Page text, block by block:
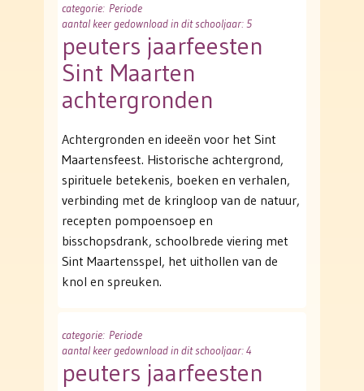
categorie: Periode
aantal keer gedownload in dit schooljaar: 5
peuters jaarfeesten
Sint Maarten
achtergronden
Achtergronden en ideeën voor het Sint
Maartensfeest. Historische achtergrond,
spirituele betekenis, boeken en verhalen,
verbinding met de kringloop van de natuur,
recepten pompoensoep en
bisschopsdrank, schoolbrede viering met
Sint Maartensspel, het uithollen van de
knol en spreuken.
categorie: Periode
aantal keer gedownload in dit schooljaar: 4
peuters jaarfeesten